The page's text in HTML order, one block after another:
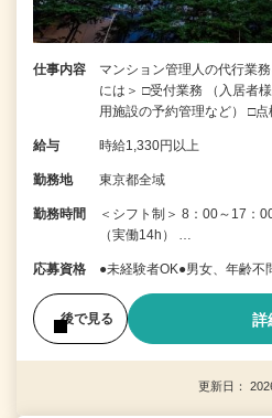
仕事内容
マンション管理人の代行業
には＞ □受付業務 （入居者
用施設の予約管理など） □
給与 時給1,330円以上
勤務地 東京都全域
勤務時間
＜シフト制＞ 8：00～17：
（実働14h） …
応募資格 ●未経験者OK●男女、年齢不
後で見る 詳
更新日：